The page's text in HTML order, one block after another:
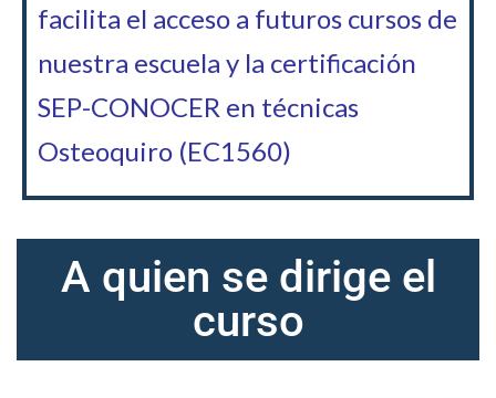
facilita el acceso a futuros cursos de
nuestra escuela y la certificación
SEP-CONOCER en técnicas
Osteoquiro (EC1560)
A quien se dirige el
curso